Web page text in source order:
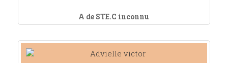
A de STE.C inconnu